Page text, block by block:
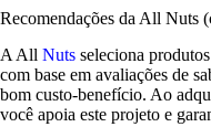
Recomendações da All Nuts
A All Nuts seleciona
com base em avaliações de
bom custo-benefício. Ao
você apoia este projeto e